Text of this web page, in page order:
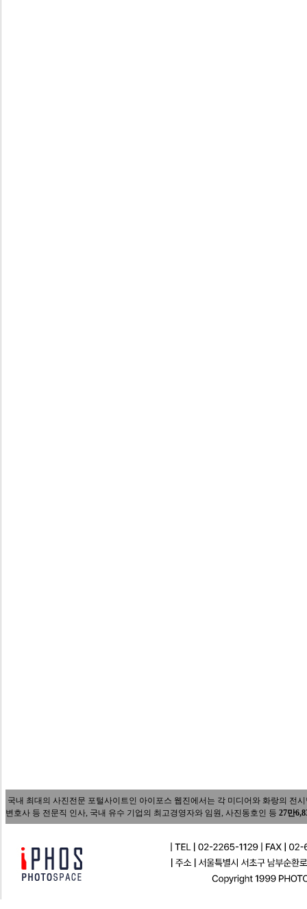
국내 최대의 사진전문 포털사이트인 아이포스 웹진에서는 각 미디어와 화랑의 전
변호사 등 전문직 인사, 국내 유수 기업의 최고경영자와 임원, 사진동호인 등 27만